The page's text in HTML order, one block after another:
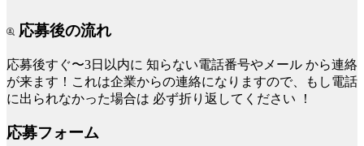
応募後の流れ
応募後すぐ〜3日以内に 知らない電話番号やメール から連絡
が来ます！これは企業からの連絡になりますので、もし電話
に出られなかった場合は 必ず折り返してください ！
応募フォーム